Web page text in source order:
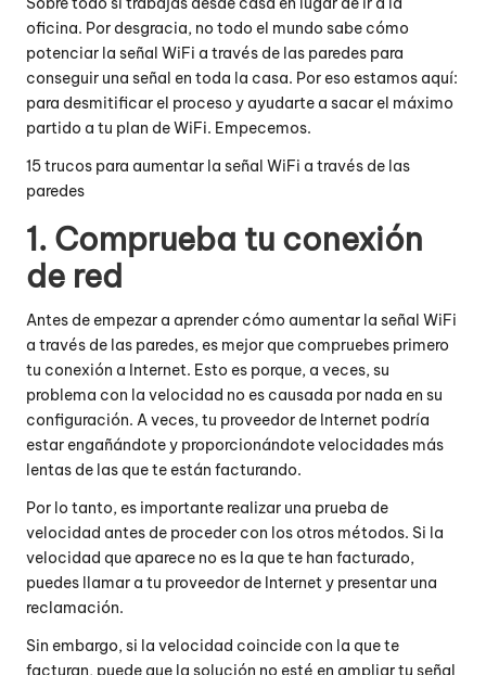
oficina. Por desgracia, no todo el mundo sabe cómo
potenciar la señal WiFi a través de las paredes para
conseguir una señal en toda la casa. Por eso estamos aquí:
para desmitificar el proceso y ayudarte a sacar el máximo
partido a tu plan de WiFi. Empecemos.
15 trucos para aumentar la señal WiFi a través de las
paredes
1. Comprueba tu conexión
de red
Antes de empezar a aprender cómo aumentar la señal WiFi
a través de las paredes, es mejor que compruebes primero
tu conexión a Internet. Esto es porque, a veces, su
problema con la velocidad no es causada por nada en su
configuración. A veces, tu proveedor de Internet podría
estar engañándote y proporcionándote velocidades más
lentas de las que te están facturando.
Por lo tanto, es importante realizar una prueba de
velocidad antes de proceder con los otros métodos. Si la
velocidad que aparece no es la que te han facturado,
puedes llamar a tu proveedor de Internet y presentar una
reclamación.
Sin embargo, si la velocidad coincide con la que te